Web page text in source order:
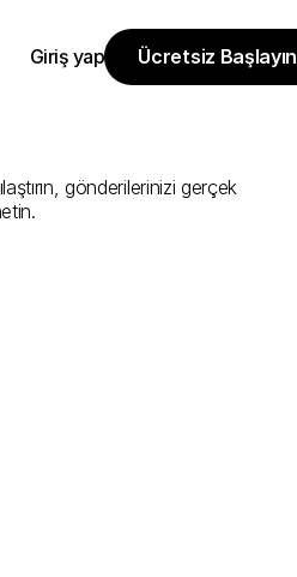
Enİyi
gönderilerinizi gerçek
Giriş yap
Ücretsiz Başlayın
Ücretsiz Başlayın